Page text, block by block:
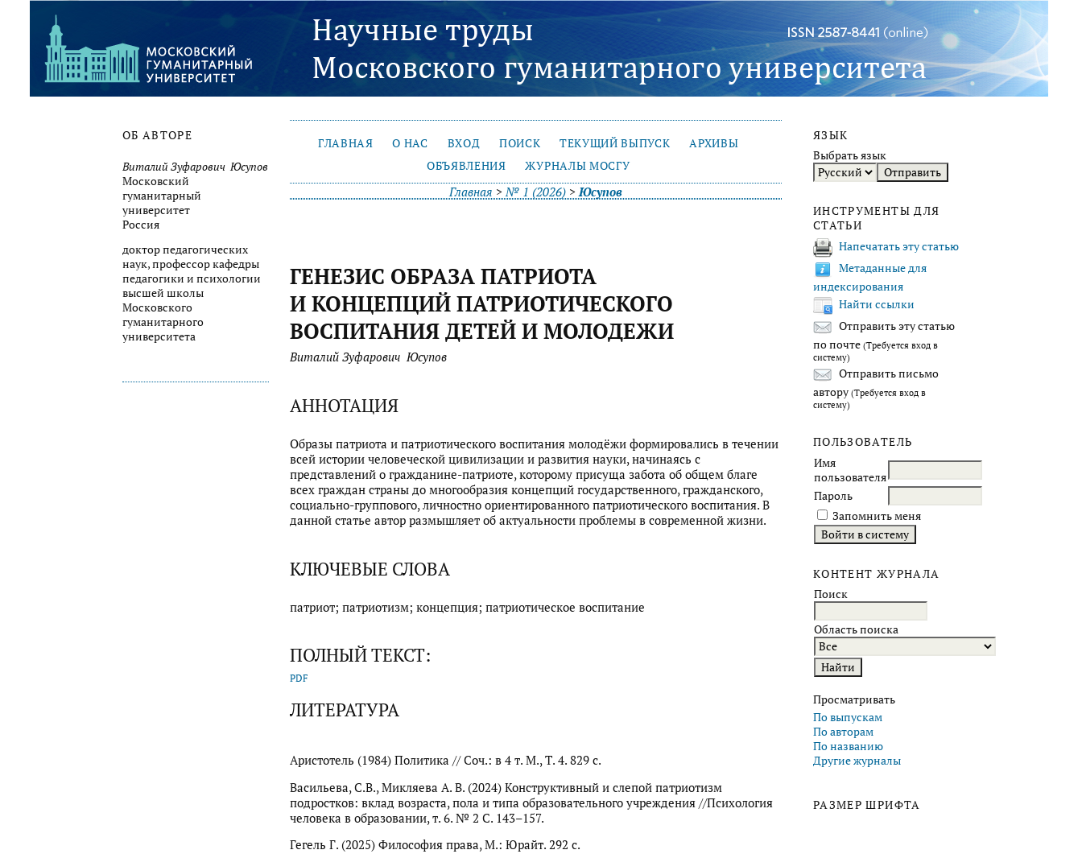
ОБ АВТОРЕ
Виталий Зуфарович Юсупов
Московский
гуманитарный
университет
Россия
доктор педагогических
наук, профессор кафедры
педагогики и психологии
высшей школы
Московского
гуманитарного
университета
ЯЗЫК
Выбрать язык
ИНСТРУМЕНТЫ ДЛЯ
СТАТЬИ
Напечатать эту статью
Метаданные для
индексирования
Найти ссылки
Отправить эту статью
по почте (Требуется вход в
систему)
Отправить письмо
автору (Требуется вход в
систему)
ПОЛЬЗОВАТЕЛЬ
Имя
пользователя
Пароль
Запомнить меня
КОНТЕНТ ЖУРНАЛА
Поиск
Область поиска
Просматривать
По выпускам
По авторам
По названию
Другие журналы
РАЗМЕР ШРИФТА
ГЛАВНАЯ О НАС ВХОД ПОИСК ТЕКУЩИЙ ВЫПУСК
АРХИВЫ
ОБЪЯВЛЕНИЯ
ЖУРНАЛЫ МОСГУ
Главная >№ 1 (2026) >Юсупов
ГЕНЕЗИС ОБРАЗА ПАТРИОТА
И КОНЦЕПЦИЙ ПАТРИОТИЧЕСКОГО
ВОСПИТАНИЯ ДЕТЕЙ И МОЛОДЕЖИ
Виталий Зуфарович Юсупов
АННОТАЦИЯ
Образы патриота и патриотического воспитания молодёжи формировались в течении
всей истории человеческой цивилизации и развития науки, начинаясь с
представлений о гражданине-патриоте, которому присуща забота об общем благе
всех граждан страны до многообразия концепций государственного, гражданского,
социально-группового, личностно ориентированного патриотического воспитания. В
данной статье автор размышляет об актуальности проблемы в современной жизни.
КЛЮЧЕВЫЕ СЛОВА
патриот; патриотизм; концепция; патриотическое воспитание
ПОЛНЫЙ ТЕКСТ:
PDF
ЛИТЕРАТУРА
Аристотель (1984) Политика // Соч.: в 4 т. М., Т. 4. 829 с.
Васильева, С.В., Микляева А. В. (2024) Конструктивный и слепой патриотизм
подростков: вклад возраста, пола и типа образовательного учреждения //Психология
человека в образовании, т. 6. № 2 С. 143–157.
Гегель Г. (2025) Философия права, М.: Юрайт. 292 с.